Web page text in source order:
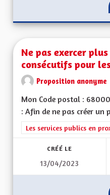
Ne pas exercer
consécutifs pour
Proposition anonyme
Mon Code postal :
: Afin de ne pas créer un
Filtrer les résultats de la
Les services publics en
CRÉÉ LE
13/04/2023